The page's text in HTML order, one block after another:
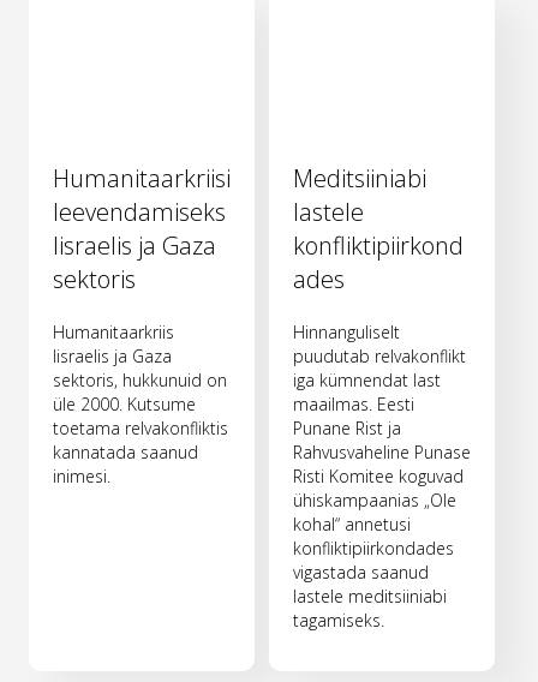
Humanitaarkriisi
leevendamiseks
Iisraelis ja Gaza
sektoris
Humanitaarkriis
Iisraelis ja Gaza
sektoris, hukkunuid on
üle 2000. Kutsume
toetama relvakonfliktis
kannatada saanud
inimesi.
Meditsiiniabi
lastele
konfliktipiirkond
ades
Hinnanguliselt
puudutab relvakonflikt
iga kümnendat last
maailmas. Eesti
Punane Rist ja
Rahvusvaheline Punase
Risti Komitee koguvad
ühiskampaanias „Ole
kohal“ annetusi
konfliktipiirkondades
vigastada saanud
lastele meditsiiniabi
tagamiseks.